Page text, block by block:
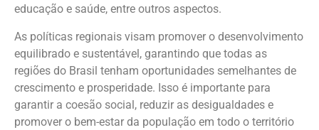
educação e saúde, entre outros aspectos.
As políticas regionais visam promover o desenvolvimento
equilibrado e sustentável, garantindo que todas as
regiões do Brasil tenham oportunidades semelhantes de
crescimento e prosperidade. Isso é importante para
garantir a coesão social, reduzir as desigualdades e
promover o bem-estar da população em todo o território